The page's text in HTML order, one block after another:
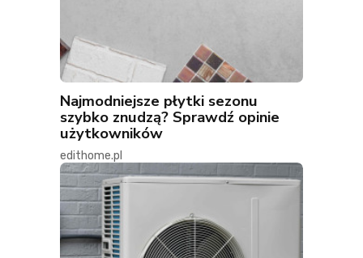
Najmodniejsze płytki sezonu
szybko znudzą? Sprawdź opinie
użytkowników
edithome.pl